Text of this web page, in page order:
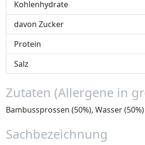
Kohlenhydrate
davon Zucker
Protein
Salz
Zutaten (Allergene in
Bambussprossen (50%), Wasser (50%)
Sachbezeichnung